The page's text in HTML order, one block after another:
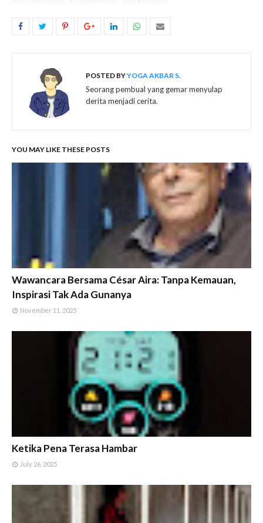
POSTED BYYOGA AKBAR S.
Seorang pembual yang gemar menyulap
derita menjadi cerita.
YOU MAY LIKE THESE POSTS
Wawancara Bersama César Aira: Tanpa Kemauan,
Inspirasi Tak Ada Gunanya
November 11, 2025
Ketika Pena Terasa Hambar
July 26, 2025